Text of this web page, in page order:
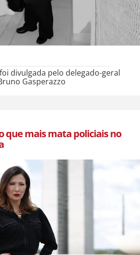
divulgada pelo delegado-geral
Gasperazzo
que mais mata policiais no